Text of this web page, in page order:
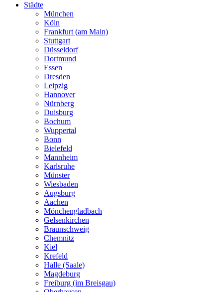
Städte
München
Köln
Frankfurt (am Main)
Stuttgart
Düsseldorf
Dortmund
Essen
Dresden
Leipzig
Hannover
Nürnberg
Duisburg
Bochum
Wuppertal
Bonn
Bielefeld
Mannheim
Karlsruhe
Münster
Wiesbaden
Augsburg
Aachen
Mönchengladbach
Gelsenkirchen
Braunschweig
Chemnitz
Kiel
Krefeld
Halle (Saale)
Magdeburg
Freiburg (im Breisgau)